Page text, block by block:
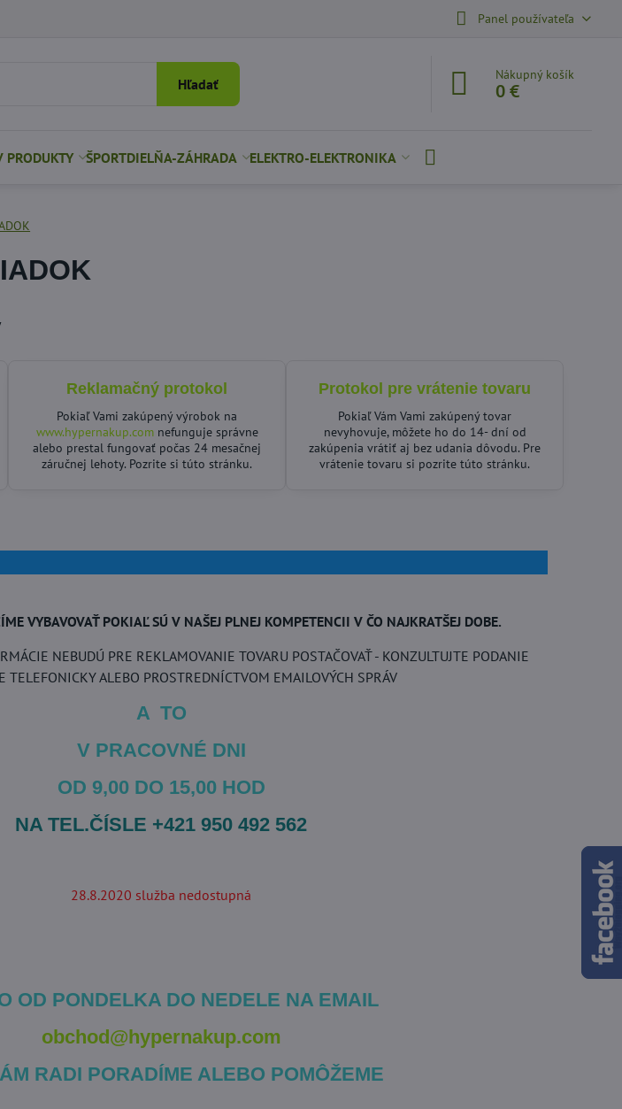
Panel používateľa
Hľadať
Nákupný košík
0 €
PRODUKTY ŠPORTDIELŇA-ZÁHRADA ELEKTRO-ELEKTRONIKA
Reklamačný protokol
Pokiaľ Vami zakúpený výrobok na
www.hypernakup.comnefunguje správne
alebo prestal fungovať počas 24 mesačnej
záručnej lehoty. Pozrite si túto stránku.
Protokol pre vrátenie tovaru
Pokiaľ Vám Vami zakúpený tovar
nevyhovuje, môžete ho do 14- dní od
zakúpenia vrátiť aj bez udania dôvodu. Pre
vrátenie tovaru si pozrite túto stránku.
VYBAVOVAŤ POKIAĽ SÚ V NAŠEJ PLNEJ KOMPETENCII V ČO NAJKRATŠEJ DOBE.
NEBUDÚ PRE REKLAMOVANIE TOVARU POSTAČOVAŤ - KONZULTUJTE PODANIE
TELEFONICKY ALEBO PROSTREDNÍCTVOM EMAILOVÝCH SPRÁV
A TO
V PRACOVNÉ DNI
OD 9,00 DO 15,00 HOD
NA TEL.ČÍSLE +421 950 492 562
28.8.2020 služba nedostupná
OD PONDELKA DO NEDELE NA EMAIL
obchod@hypernakup.com
RADI PORADÍME ALEBO POMÔŽEME